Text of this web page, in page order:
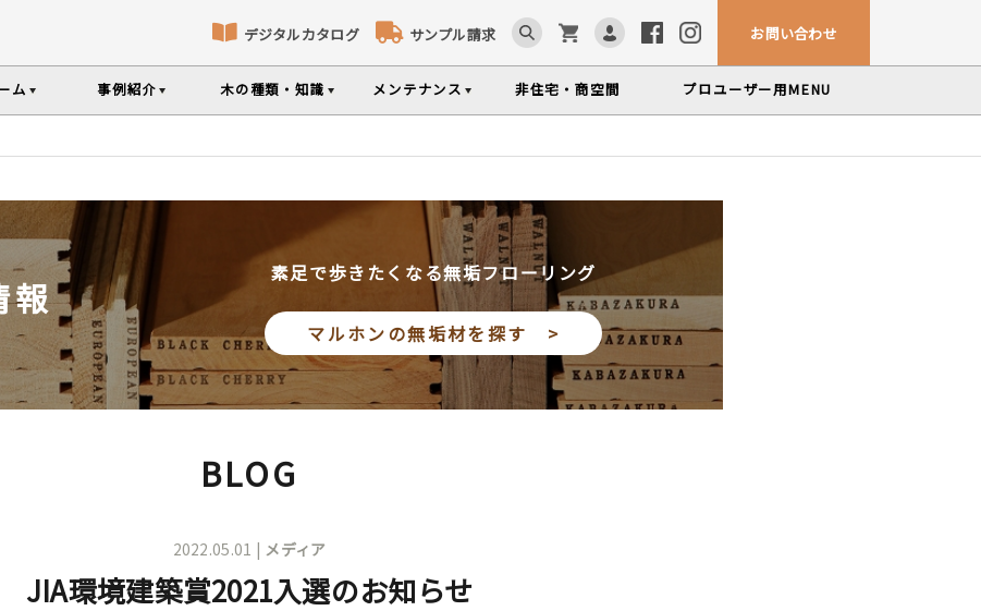
デジタルカタログ サンプル請求 お問い合わせ
床暖房対応フローリング パネリング カウンター・テーブル
選べる表面加工 塗料・メンテナンス用品
意とお願い 製品情報の見方と用語集
ム 事例紹介
部屋から探す 樹種から探す 製品特徴から探す
製品カテゴリーから
木の種類・知識
コラム「見る木活かす木」
特徴や製品を紹介
世界の樹種
世界の樹種の詳しいプロフィールや科学的データを検索
メンテナンス
ト メンテナンスサービス
ご購入
ズをお買い求めいただけま
非住宅・商空間 プロユーザー用MENU
報
素足で歩きたくなる無垢フローリング
マルホンの無垢材を探す >
BLOG
2022.05.01 | メディア
JIA環境建築賞2021入選のお知らせ